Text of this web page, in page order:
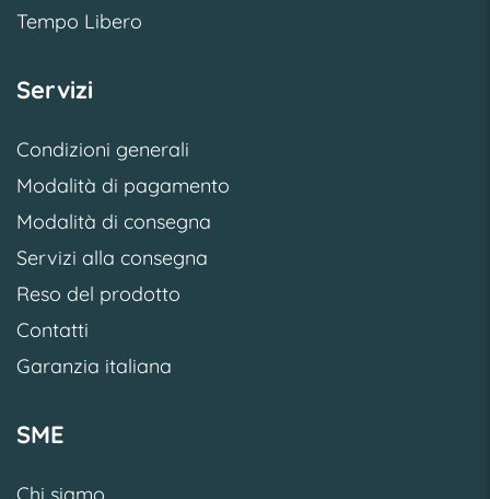
Tempo Libero
Servizi
Condizioni generali
Modalità di pagamento
Modalità di consegna
Servizi alla consegna
Reso del prodotto
Contatti
Garanzia italiana
SME